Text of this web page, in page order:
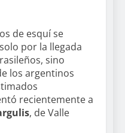
de esquí se
por la llegada
sino
los argentinos
recientemente a
, de Valle